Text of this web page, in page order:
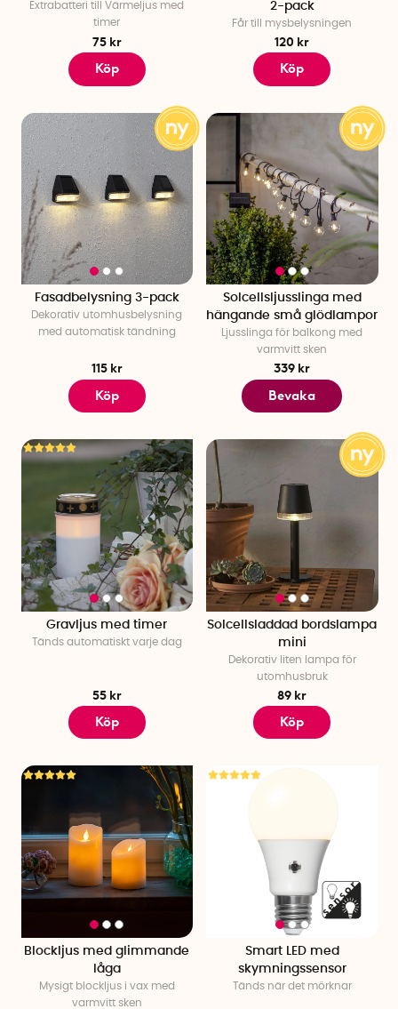
Extrabatteri till Värmeljus med
timer
75 kr
Köp
2-pack
Får till mysbelysningen
120 kr
Köp
Fasadbelysning 3-pack
Dekorativ utomhusbelysning
med automatisk tändning
115 kr
Köp
Solcellsljusslinga med
hängande små glödlampor
Ljusslinga för balkong med
varmvitt sken
339 kr
Bevaka
Gravljus med timer
Tänds automatiskt varje dag
55 kr
Köp
Solcellsladdad bordslampa
mini
Dekorativ liten lampa för
utomhusbruk
89 kr
Köp
Blockljus med glimmande
låga
Mysigt blockljus i vax med
varmvitt sken
Smart LED med
skymningssensor
Tänds när det mörknar